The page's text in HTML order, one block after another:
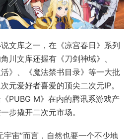
文库之一，在《凉宫春日》系列
川文库还握有《刀剑神域》、
活》、《魔法禁书目录》等一大批
元爱好者喜爱的顶尖二次元IP。
PUBG M》在内的腾讯系游戏产
步撬开二次元市场。
宇宙”而言，自然也要一个不少地